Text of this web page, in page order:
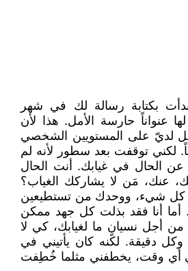
بكتابة رسالة لك في شهر
وضعت لها عنواناً حارسة الأمل. هذا لأن
لديّ على المستويين الشخصي
وطوال 11 عاماً. لكني توقفت بعد سطور لأنه لم
الحال في غيابك. أنت الحال
عنك، مَن لا يشاركك الغياب؟
كل شيء، ووحدك من تستطيعين
أما أنا فقد بذلت كل جهد ممكن
أجل نسيانٍ ما لغيابك، كي لا
دقيقة. لكنه كان يأتيني في
أي وقت، يخطفني مثلما خُطِفت